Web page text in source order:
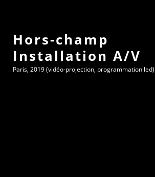
Hors-champ
Installation A/V
Paris, 2019 (vidéo-projection, programmation led)